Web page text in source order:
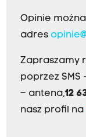
Opinie
adres
Zapraszamy
poprzez SMS -
– antena,12
nasz profil na